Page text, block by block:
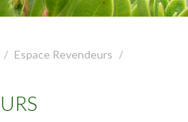
Espace Revendeurs